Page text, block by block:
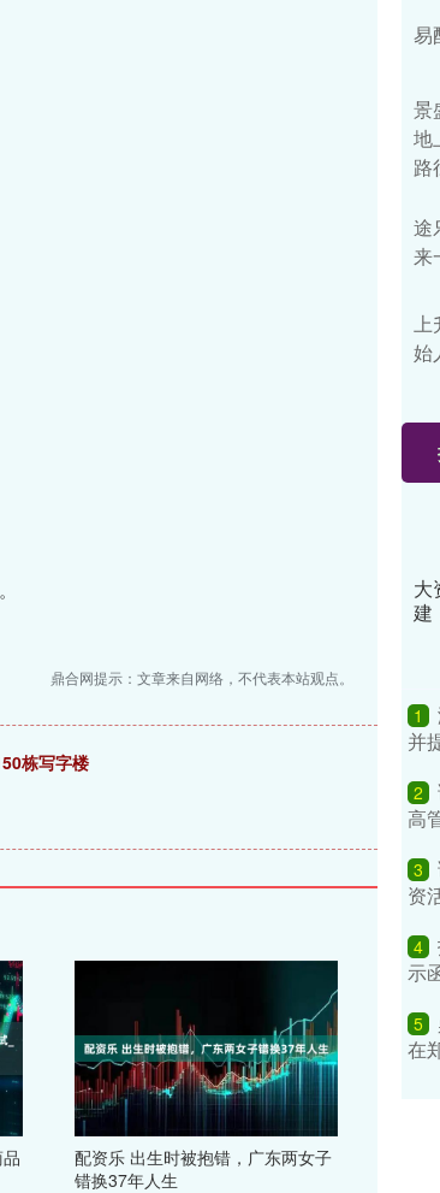
鼎合网提示：文章来自网络，不代表本站观点。
栋写字楼
配资乐 出生时被抱错，广东两女子
错换37年人生
易
景
地
路
途
来
上
始
大
建
1
并
2
高
3
资
4
示
5
在